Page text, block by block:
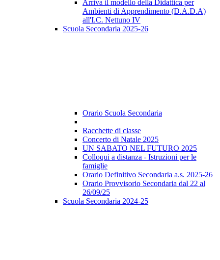
Arriva il modello della Didattica per
Ambienti di Apprendimento (D.A.D.A)
all'I.C. Nettuno IV
Scuola Secondaria 2025-26
Orario Scuola Secondaria
Racchette di classe
Concerto di Natale 2025
UN SABATO NEL FUTURO 2025
Colloqui a distanza - Istruzioni per le
famiglie
Orario Definitivo Secondaria a.s. 2025-26
Orario Provvisorio Secondaria dal 22 al
26/09/25
Scuola Secondaria 2024-25